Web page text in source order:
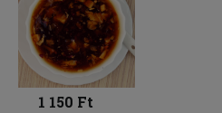
1 150 Ft